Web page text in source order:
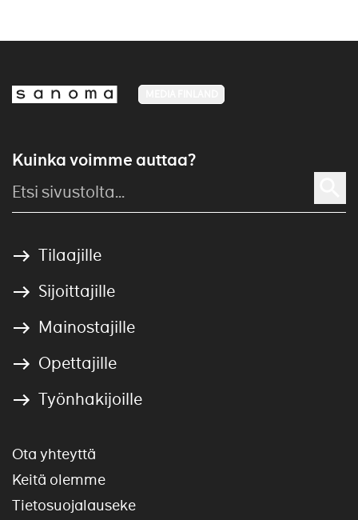
Kuinka voimme auttaa?
Tilaajille
Sijoittajille
Mainostajille
Opettajille
Työnhakijoille
Ota yhteyttä
Keitä olemme
Tietosuojalauseke